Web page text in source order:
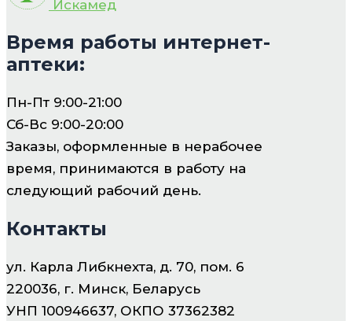
Искамед
Время работы интернет-
аптеки:
Пн-Пт 9:00-21:00
Сб-Вс 9:00-20:00
Заказы, оформленные в нерабочее
время, принимаются в работу на
следующий рабочий день.
Контакты
ул. Карла Либкнехта, д. 70, пом. 6
220036, г. Минск, Беларусь
УНП 100946637, ОКПО 37362382